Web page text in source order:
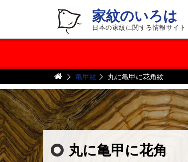
家紋のいろは
日本の家紋に関する情報サイト
亀甲紋 丸に亀甲に花角紋
丸に亀甲に花角